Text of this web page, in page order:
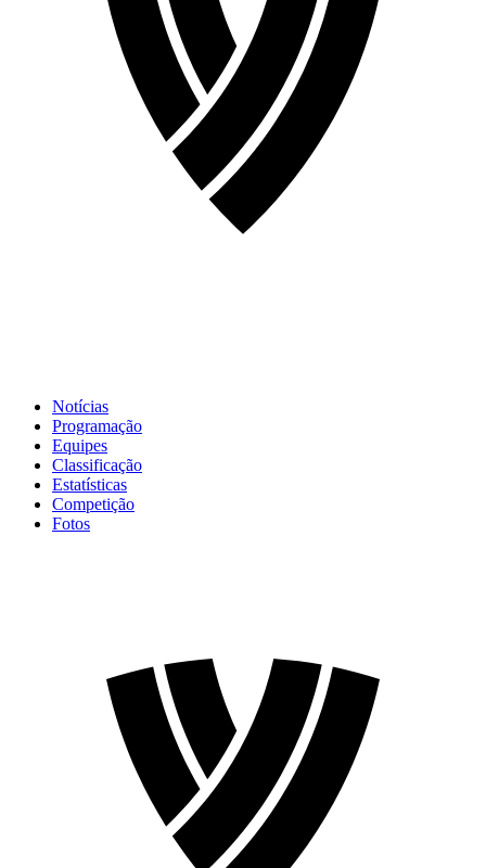
Notícias
Programação
Equipes
Classificação
Estatísticas
Competição
Fotos